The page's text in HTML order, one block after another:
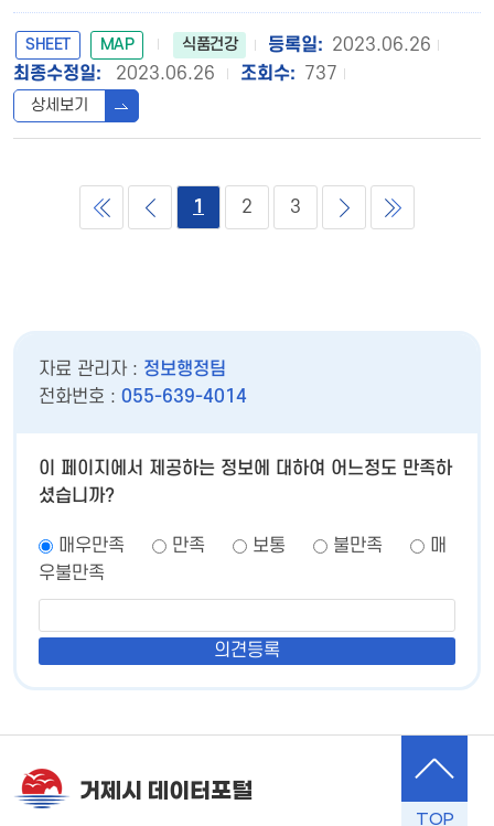
SHEET MAP 식품건강
2023.06.26
2023.06.26
737
상세보기
1 2 3
자료 관리자 : 정보행정팀
전화번호 : 055-639-4014
이 페이지에서 제공하는 정보에 대하여 어느정도 만족하
셨습니까?
매우만족 만족 보통 불만족
매
우불만족
거제시 데이터포털
TOP